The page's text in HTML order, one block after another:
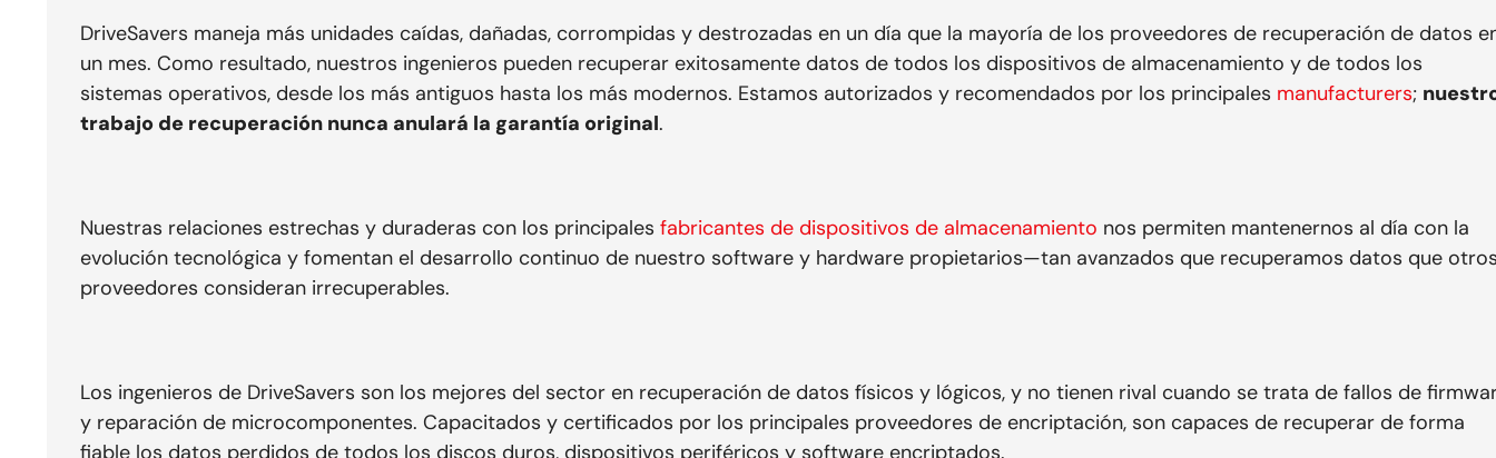
DriveSavers maneja más unidades caídas, dañadas, corrompidas y destrozadas en un día que la mayoría de los proveedores de recuperación de datos
un mes. Como resultado, nuestros ingenieros pueden recuperar exitosamente datos de todos los dispositivos de almacenamiento y de todos los
sistemas operativos, desde los más antiguos hasta los más modernos. Estamos autorizados y recomendados por los principales manufacturers;
trabajo de recuperación nunca anulará la garantía original.
Nuestras relaciones estrechas y duraderas con los principales fabricantes de dispositivos de almacenamiento nos permiten mantenernos al día con la
evolución tecnológica y fomentan el desarrollo continuo de nuestro software y hardware propietarios—tan avanzados que recuperamos datos que
proveedores consideran irrecuperables.
Los ingenieros de DriveSavers son los mejores del sector en recuperación de datos físicos y lógicos, y no tienen rival cuando se trata de fallos de
y reparación de microcomponentes. Capacitados y certificados por los principales proveedores de encriptación, son capaces de recuperar de forma
fiable los datos perdidos de todos los discos duros, dispositivos periféricos y software encriptados.